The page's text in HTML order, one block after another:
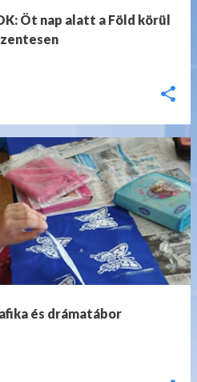
Öt nap alatt a Föld körül
és drámatábor